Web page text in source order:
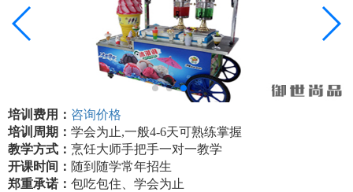
培训费用： 咨询价格
培训周期： 学会为止,一般4-6天可熟练掌握
教学方式： 烹饪大师手把手一对一教学
开课时间： 随到随学常年招生
郑重承诺： 包吃包住、学会为止